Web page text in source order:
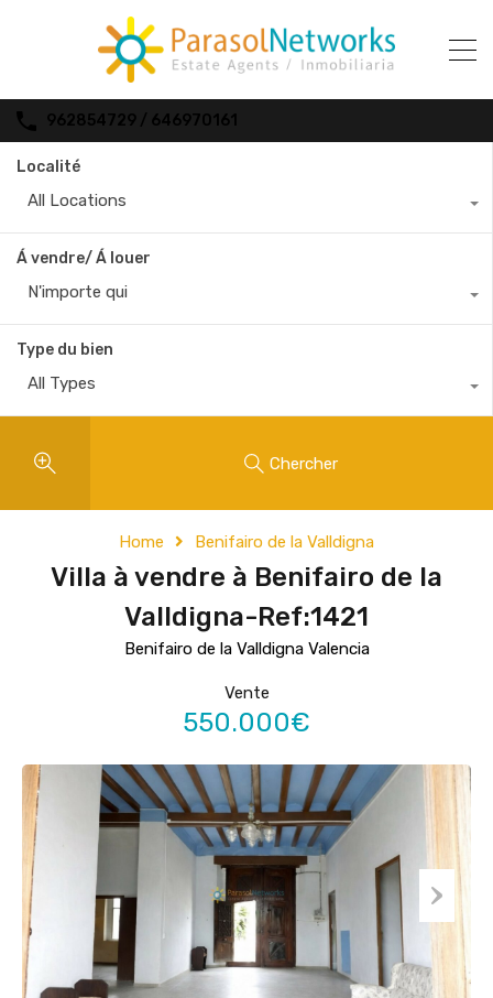
962854729 / 646970161
Localité
All Locations
Á vendre/ Á louer
N'importe qui
Type du bien
All Types
Chercher
Home Benifairo de la Valldigna
Villa à vendre à Benifairo de la
Valldigna-Ref:1421
Benifairo de la Valldigna Valencia
Vente
550.000€